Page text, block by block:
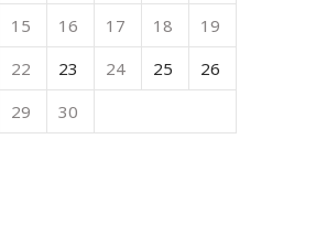
15 16 17 18
19
22 23 24 25
26
29 30